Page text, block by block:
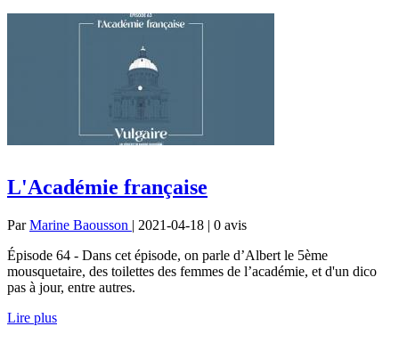
L'Académie française
ParMarine Baousson | 2021-04-18 | 0 avis
Épisode 64 - Dans cet épisode, on parle d’Albert le 5ème
mousquetaire, des toilettes des femmes de l’académie, et d'un dico
pas à jour, entre autres.
Lire plus